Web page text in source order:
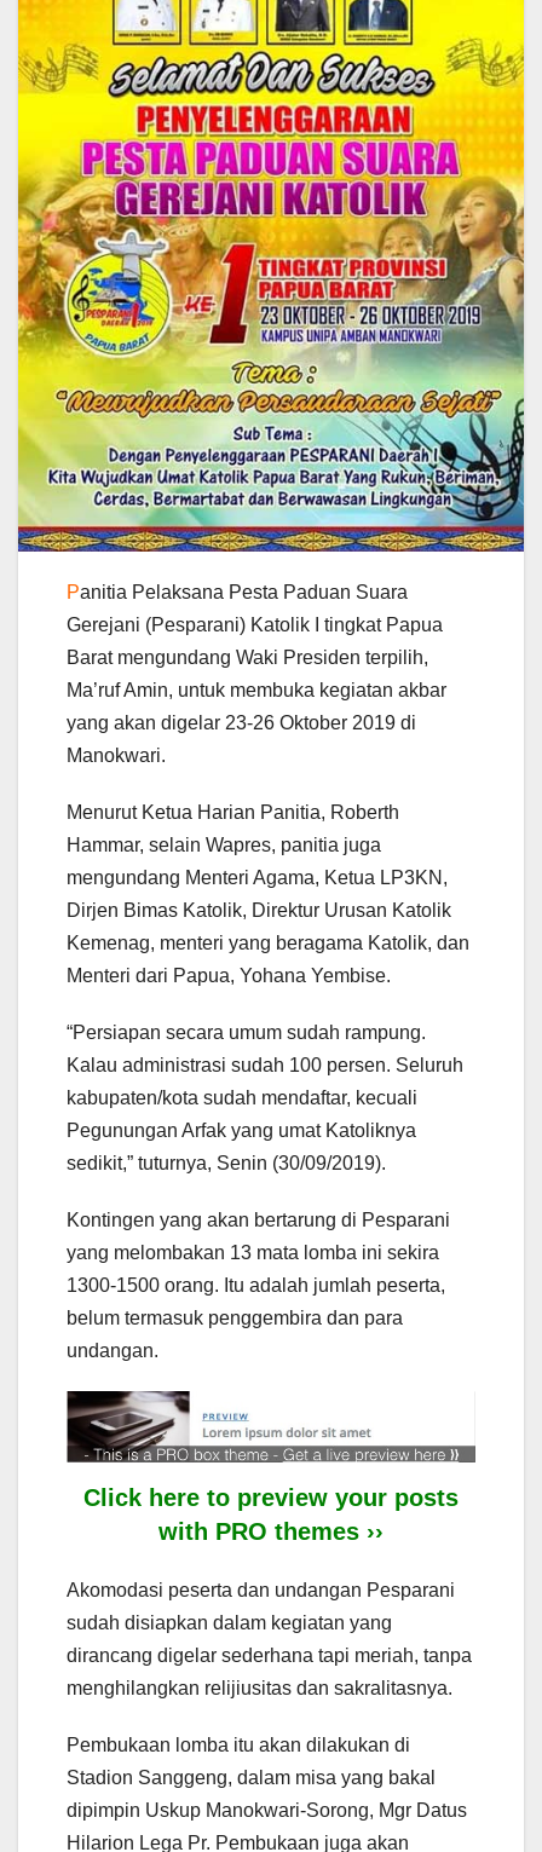
Panitia Pelaksana Pesta Paduan Suara
Gerejani (Pesparani) Katolik I tingkat Papua
Barat mengundang Waki Presiden terpilih,
Ma’ruf Amin, untuk membuka kegiatan akbar
yang akan digelar 23-26 Oktober 2019 di
Manokwari.
Menurut Ketua Harian Panitia, Roberth
Hammar, selain Wapres, panitia juga
mengundang Menteri Agama, Ketua LP3KN,
Dirjen Bimas Katolik, Direktur Urusan Katolik
Kemenag, menteri yang beragama Katolik, dan
Menteri dari Papua, Yohana Yembise.
“Persiapan secara umum sudah rampung.
Kalau administrasi sudah 100 persen. Seluruh
kabupaten/kota sudah mendaftar, kecuali
Pegunungan Arfak yang umat Katoliknya
sedikit,” tuturnya, Senin (30/09/2019).
Kontingen yang akan bertarung di Pesparani
yang melombakan 13 mata lomba ini sekira
1300-1500 orang. Itu adalah jumlah peserta,
belum termasuk penggembira dan para
undangan.
Click here to preview your posts
with PRO themes ››
Akomodasi peserta dan undangan Pesparani
sudah disiapkan dalam kegiatan yang
dirancang digelar sederhana tapi meriah, tanpa
menghilangkan relijiusitas dan sakralitasnya.
Pembukaan lomba itu akan dilakukan di
Stadion Sanggeng, dalam misa yang bakal
dipimpin Uskup Manokwari-Sorong, Mgr Datus
Hilarion Lega Pr. Pembukaan juga akan